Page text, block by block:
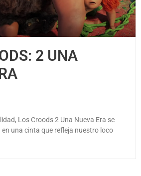
2 UNA
Los Croods 2 Una Nueva Era se
una cinta que refleja nuestro loco